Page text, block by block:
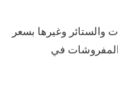
والستائر وغيرها بسعر
٣ محلات بيع المفروشات في